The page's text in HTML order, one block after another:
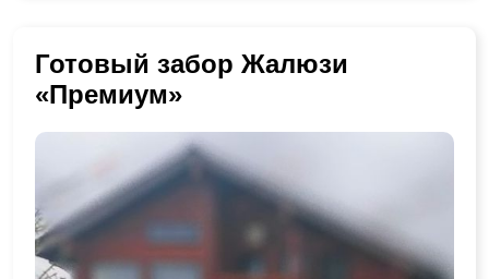
Готовый забор Жалюзи
«Премиум»